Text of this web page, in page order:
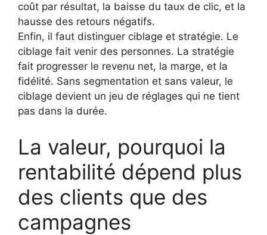
coût par résultat, la baisse du taux de clic, et la
hausse des retours négatifs.
Enfin, il faut distinguer ciblage et stratégie. Le
ciblage fait venir des personnes. La stratégie
fait progresser le revenu net, la marge, et la
fidélité. Sans segmentation et sans valeur, le
ciblage devient un jeu de réglages qui ne tient
pas dans la durée.
La valeur, pourquoi la
rentabilité dépend plus
des clients que des
campagnes